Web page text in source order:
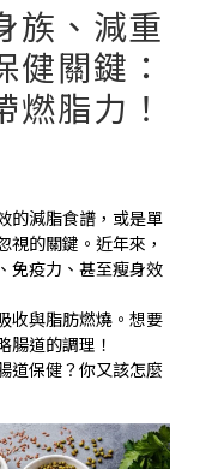
族、減重
關鍵：
脂力！
的減脂食譜，或是單
的關鍵。近年來，
免疫力、甚至瘦身效
收與脂肪燃燒。想要
腸道的調理！
道保健？你又該怎麼